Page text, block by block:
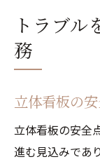
トラブル
務
立体看板の
立体看板の安全
進む見込みであ